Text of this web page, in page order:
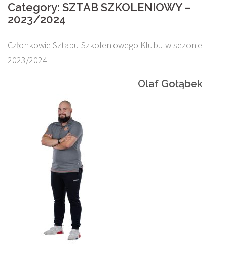
Category: SZTAB SZKOLENIOWY –
2023/2024
Członkowie Sztabu Szkoleniowego Klubu w sezonie
2023/2024
Olaf Gołąbek